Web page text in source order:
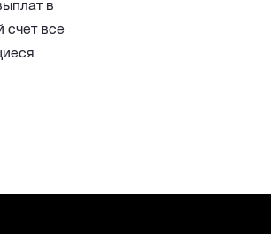
в
счет все